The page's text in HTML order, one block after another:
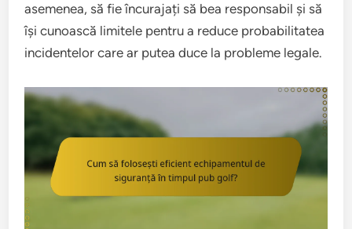
asemenea, să fie încurajați să bea responsabil și să
își cunoască limitele pentru a reduce probabilitatea
incidentelor care ar putea duce la probleme legale.